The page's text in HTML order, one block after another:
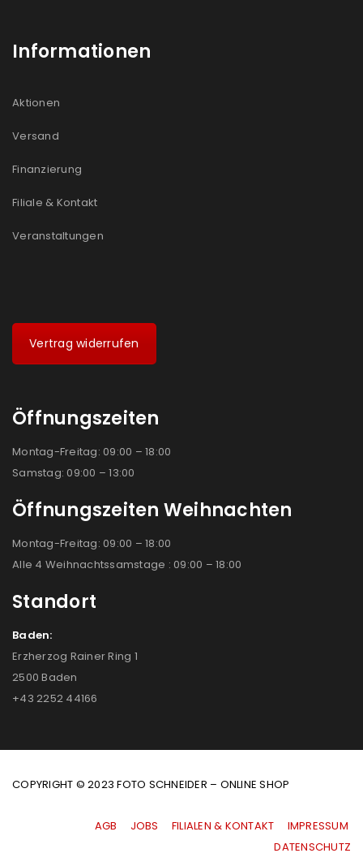
NEWSLETTER ABONNIEREN
Informationen
Aktionen
Versand
Finanzierung
Filiale & Kontakt
Veranstaltungen
Vertrag widerrufen
Öffnungszeiten
Montag-Freitag: 09:00 – 18:00
Samstag: 09:00 – 13:00
Öffnungszeiten Weihnachten
Montag-Freitag: 09:00 – 18:00
Alle 4 Weihnachtssamstage : 09:00 – 18:00
Standort
Baden:
Erzherzog Rainer Ring 1
2500 Baden
+43 2252 44166
COPYRIGHT © 2023 FOTO SCHNEIDER – ONLINE SHOP
AGB JOBS FILIALEN & KONTAKT
IMPRESSUM
|DATENSCHUTZ